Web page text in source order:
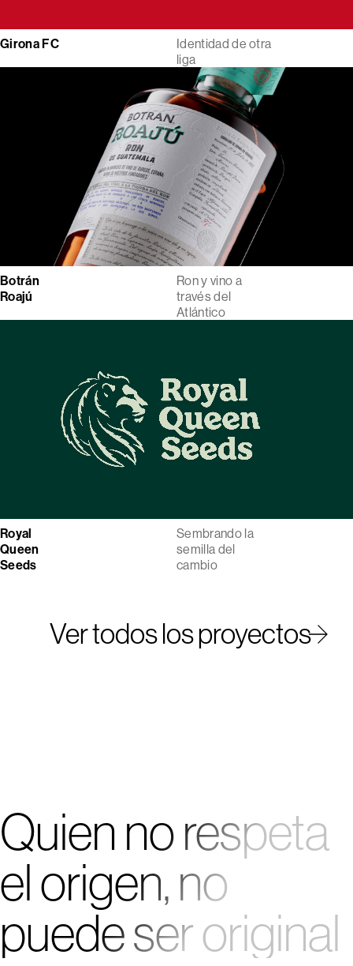
Girona FC
Identidad de otra
liga
Botrán
Roajú
Ron y vino a
través del
Atlántico
Royal
Queen
Seeds
Sembrando la
semilla del
cambio
Ver todos los proyectos
Quien no respeta
el origen, no
puede ser original